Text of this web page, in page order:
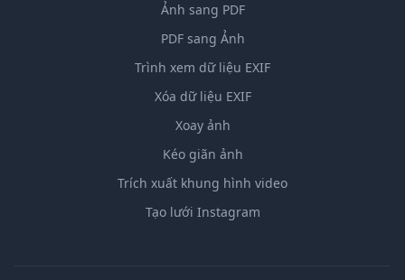
Ảnh sang PDF
PDF sang Ảnh
Trình xem dữ liệu EXIF
Xóa dữ liệu EXIF
Xoay ảnh
Kéo giãn ảnh
Trích xuất khung hình video
Tạo lưới Instagram